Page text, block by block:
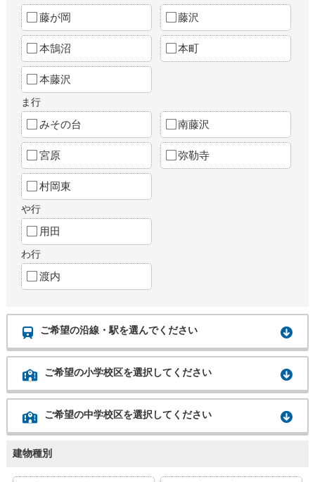
藤が岡 藤沢
本鵠沼 本町
本藤沢
ま行
みその台 南藤沢
宮原 弥勒寺
村岡東
や行
用田
わ行
渡内
ご希望の沿線・駅を選んでください
ご希望の小学校区を選択してください
ご希望の中学校区を選択してください
建物種別